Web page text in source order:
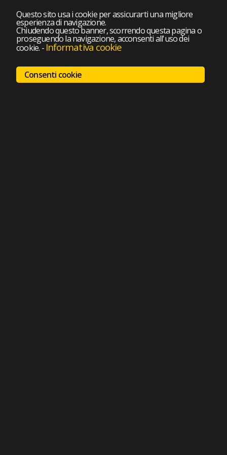
Questo sito usa i cookie per assicurarti una migliore
esperienza di navigazione.
Chiudendo questo banner, scorrendo questa pagina o
proseguendo la navigazione, acconsenti all'uso dei
cookie. - Informativa cookie
Consenti cookie